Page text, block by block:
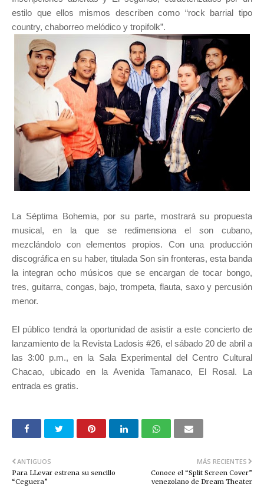
estilo que ellos mismos describen como “rock barrial tipo
country, chaborreo melódico y tropifolk”.
La Séptima Bohemia, por su parte, mostrará su propuesta
musical, en la que se redimensiona el son cubano,
mezclándolo con elementos propios. Con una producción
discográfica en su haber, titulada Son sin fronteras, esta banda
la integran ocho músicos que se encargan de tocar bongo,
tres, guitarra, congas, bajo, trompeta, flauta, saxo y percusión
menor.
El público tendrá la oportunidad de asistir a este concierto de
lanzamiento de la Revista Ladosis #26, el sábado 20 de abril a
las 3:00 p.m., en la Sala Experimental del Centro Cultural
Chacao, ubicado en la Avenida Tamanaco, El Rosal. La
entrada es gratis.
MÁS RECIENTES
Conoce el “Split Screen Cover”
venezolano de Dream Theater
ANTIGUOS
Para LLevar estrena su sencillo
“Ceguera”